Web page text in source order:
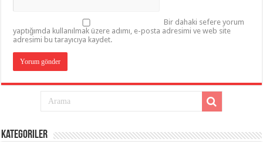
Bir dahaki sefere yorum
yaptığımda kullanılmak üzere adımı, e-posta adresimi ve web site
adresimi bu tarayıcıya kaydet.
Kategoriler